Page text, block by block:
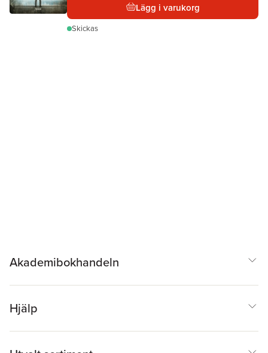
Lägg i varukorg
Skickas
Akademibokhandeln
Hjälp